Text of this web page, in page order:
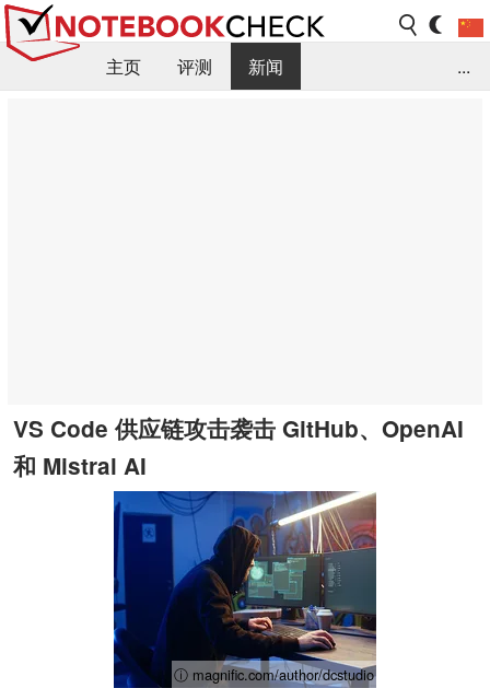
主页 评测
新闻
...
VS Code 供应链攻击袭击 GitHub、OpenAI
和 Mistral AI
ⓘ magnific.com/author/dcstudio